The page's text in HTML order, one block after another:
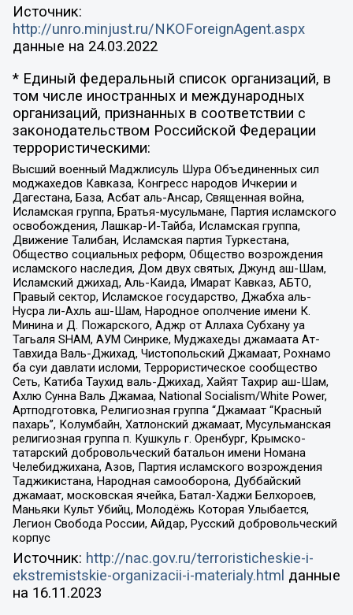
Источник:
http://unro.minjust.ru/NKOForeignAgent.aspx
данные на 24.03.2022
* Единый федеральный список организаций, в
том числе иностранных и международных
организаций, признанных в соответствии с
законодательством Российской Федерации
террористическими:
Высший военный Маджлисуль Шура Объединенных сил
моджахедов Кавказа, Конгресс народов Ичкерии и
Дагестана, База, Асбат аль-Ансар, Священная война,
Исламская группа, Братья-мусульмане, Партия исламского
освобождения, Лашкар-И-Тайба, Исламская группа,
Движение Талибан, Исламская партия Туркестана,
Общество социальных реформ, Общество возрождения
исламского наследия, Дом двух святых, Джунд аш-Шам,
Исламский джихад, Аль-Каида, Имарат Кавказ, АБТО,
Правый сектор, Исламское государство, Джабха аль-
Нусра ли-Ахль аш-Шам, Народное ополчение имени К.
Минина и Д. Пожарского, Аджр от Аллаха Субхану уа
Тагьаля SHAM, АУМ Синрике, Муджахеды джамаата Ат-
Тавхида Валь-Джихад, Чистопольский Джамаат, Рохнамо
ба суи давлати исломи, Террористическое сообщество
Сеть, Катиба Таухид валь-Джихад, Хайят Тахрир аш-Шам,
Ахлю Сунна Валь Джамаа, National Socialism/White Power,
Артподготовка, Религиозная группа “Джамаат “Красный
пахарь”, Колумбайн, Хатлонский джамаат, Мусульманская
религиозная группа п. Кушкуль г. Оренбург, Крымско-
татарский добровольческий батальон имени Номана
Челебиджихана, Азов, Партия исламского возрождения
Таджикистана, Народная самооборона, Дуббайский
джамаат, московская ячейка, Батал-Хаджи Белхороев,
Маньяки Культ Убийц, Молодёжь Которая Улыбается,
Легион Свобода России, Айдар, Русский добровольческий
корпус
Источник: http://nac.gov.ru/terroristicheskie-i-
ekstremistskie-organizacii-i-materialy.html данные
на 16.11.2023